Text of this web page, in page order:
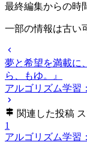
最終編集からの時
一部の情報は古い
夢と希望を満載に
ら、もゆ。』
アルゴリズム学習
関連した投稿
1
アルゴリズム学習